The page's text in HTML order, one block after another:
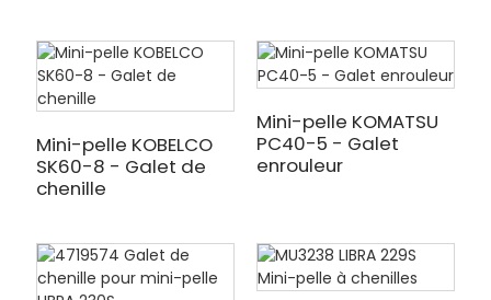
Mini-pelle KOBELCO
SK60-8 - Galet de
chenille
Mini-pelle KOMATSU
PC40-5 - Galet
enrouleur